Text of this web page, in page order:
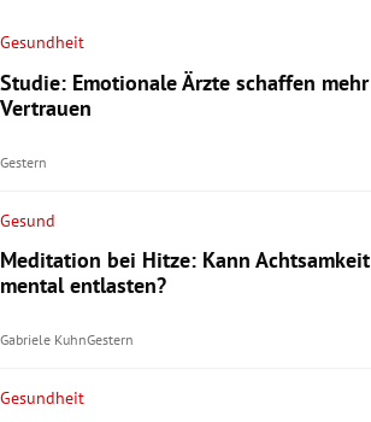
Gesundheit
Studie: Emotionale Ärzte schaffen mehr
Vertrauen
Gestern
Gesund
Meditation bei Hitze: Kann Achtsamkeit
mental entlasten?
Gabriele KuhnGestern
Gesundheit